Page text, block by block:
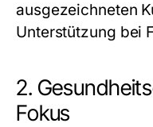
ausgezeichneten
Unterstützung bei
2.
Fokus